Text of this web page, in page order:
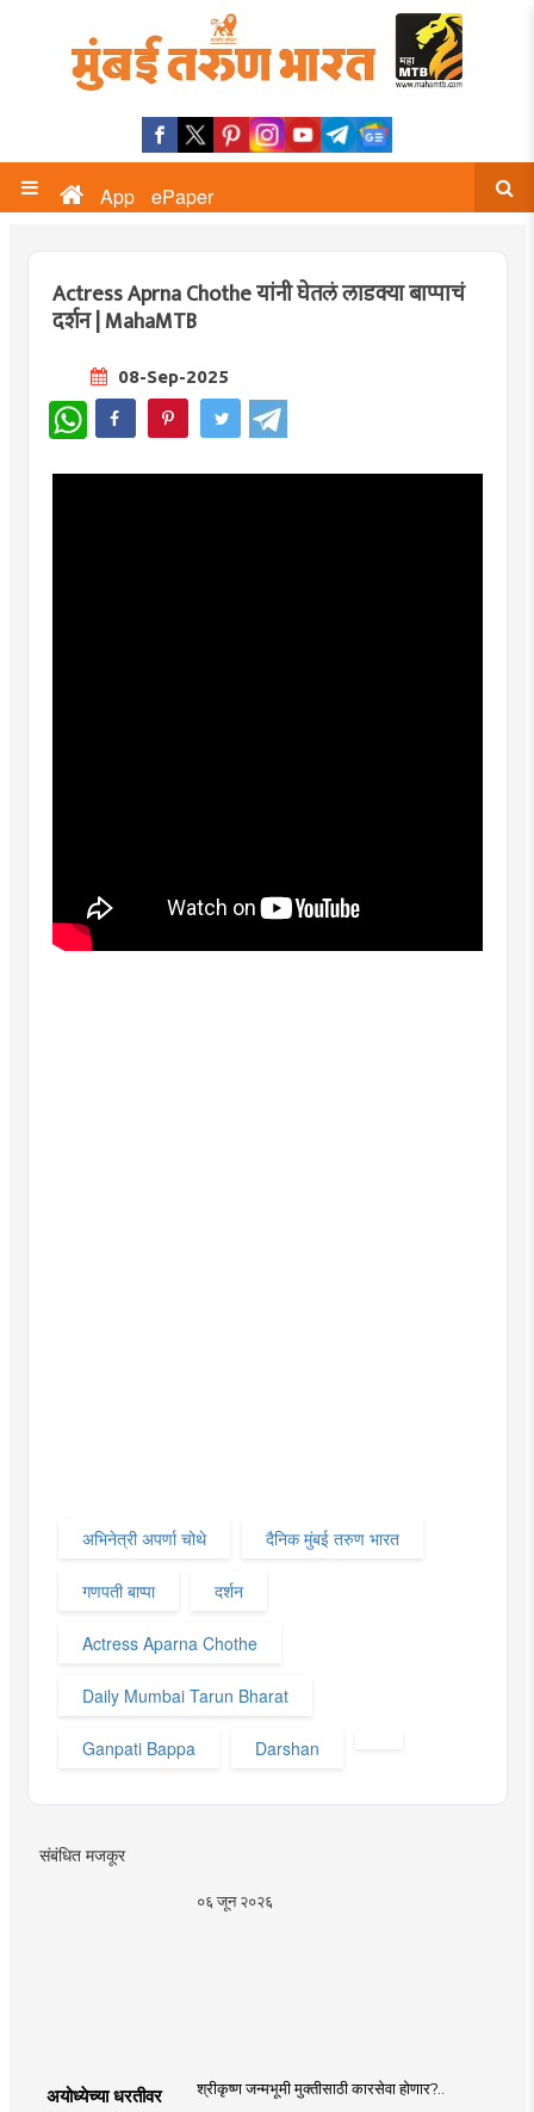
App ePaper
Actress Aprna Chothe यांनी घेतलं लाडक्या बाप्पाचं
दर्शन | MahaMTB
08-Sep-2025
WhatsApp
अभिनेत्री अपर्णा चोथे दैनिक मुंबई तरुण भारत
गणपती बाप्पा दर्शन
Actress Aparna Chothe
Daily Mumbai Tarun Bharat
Ganpati Bappa Darshan
संबंधित मजकूर
०६ जून २०२६
अयोध्येच्या धरतीवर
श्रीकृष्ण जन्मभूमी मुक्तीसाठी कारसेवा होणार?..